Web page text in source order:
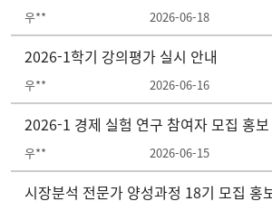
우** 2026-06-18
2026-1학기 강의평가 실시 안내
우** 2026-06-16
2026-1 경제 실험 연구 참여자 모집 홍보
우** 2026-06-15
시장분석 전문가 양성과정 18기 모집 홍